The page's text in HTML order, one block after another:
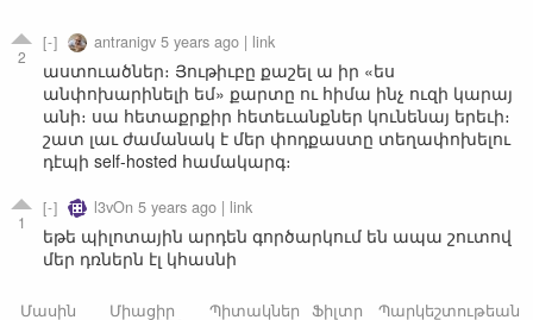
2
antranigv 5 years ago| link
աստուածներ։ Յութիւբը քաշել ա իր «ես
անփոխարինելի եմ» քարտը ու հիմա ինչ ուզի կարայ
անի։ սա հետաքրքիր հետեւանքներ կունենայ երեւի։
շատ լաւ ժամանակ է մեր փոդքաստը տեղափոխելու
դէպի self-hosted համակարգ։
1
l3vOn 5 years ago| link
եթե պիլոտային արդեն գործարկում են ապա շուտով
մեր դռներն էլ կհասնի
Մասին Միացիր Պիտակներ Ֆիլտր Պարկեշտութեան